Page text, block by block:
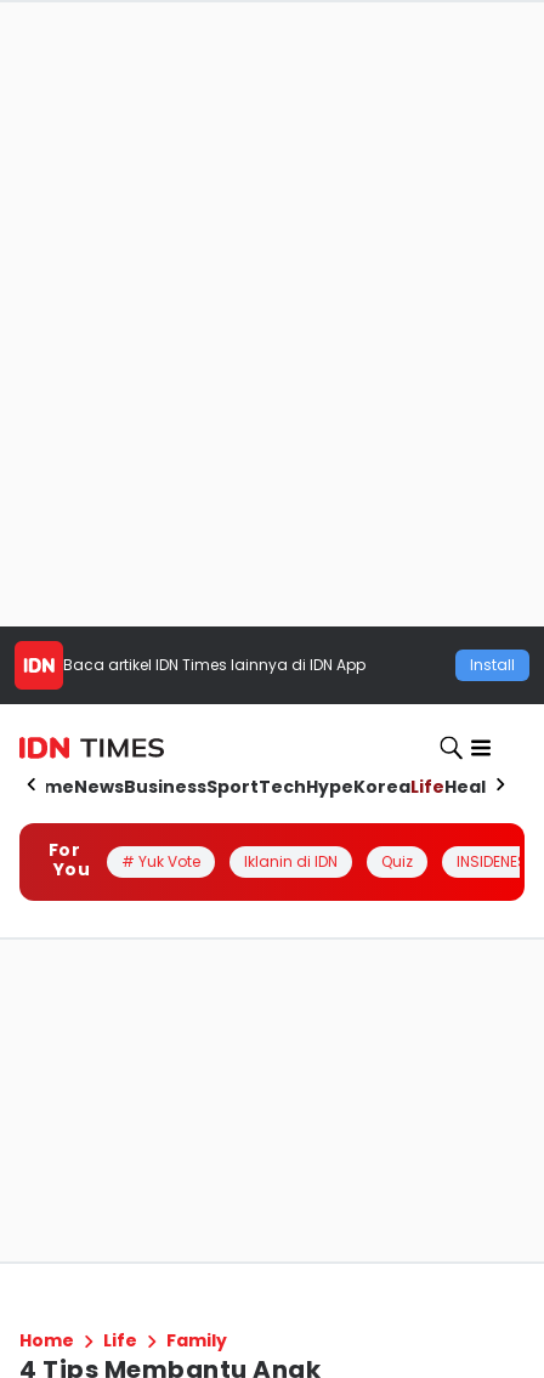
Baca artikel IDN Times lainnya di IDN App Install
HomeNewsBusinessSportTechHypeKoreaLifeHealth
For
You
# Yuk Vote Iklanin di IDN Quiz INSIDENESIA
Home Life Family
4 Tips Membantu Anak